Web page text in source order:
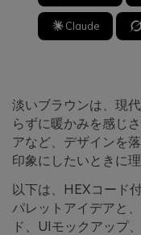
Claude
淡いブラウンは、現
らずに暖かみを感じ
アなど、デザインを
印象にしたいときに理
以下は、HEXコード
パレットアイデアと
ド、UIモックアップ